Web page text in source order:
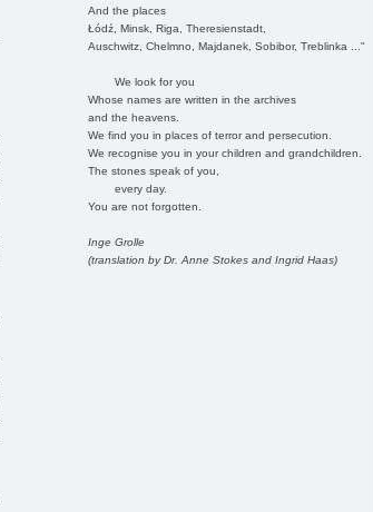
And the places
Łódź, Minsk, Riga, Theresienstadt,
Auschwitz, Chelmno, Majdanek, Sobibor, Treblinka ..."
We look for you
Whose names are written in the archives
and the heavens.
We find you in places of terror and persecution.
We recognise you in your children and grandchildren.
The stones speak of you,
every day.
You are not forgotten.
Inge Grolle
(translation by Dr. Anne Stokes and Ingrid Haas)